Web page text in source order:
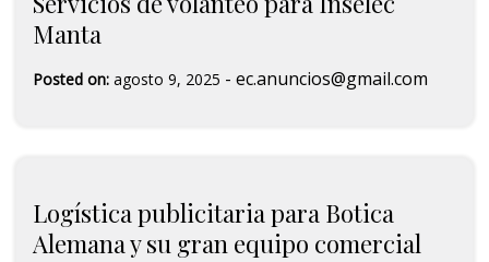
Manta
Posted on: agosto 9, 2025 - ec.anuncios@gmail.com
Logística publicitaria para Botica
Alemana y su gran equipo comercial